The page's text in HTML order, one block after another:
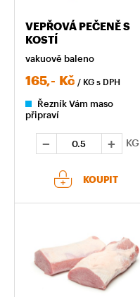
VEPŘOVÁ PEČENĚ S
KOSTÍ
vakuově baleno
165,- Kč / KG s DPH
Řezník Vám maso
připraví
KG
KOUPIT